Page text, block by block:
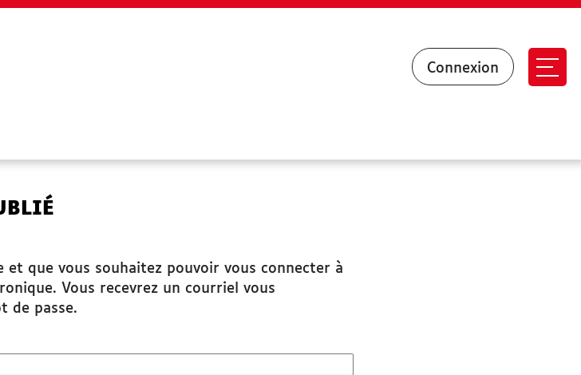
Connexion
Ville de Chambéry
et que vous souhaitez pouvoir vous connecter à
Vous recevrez un courriel vous
de passe.